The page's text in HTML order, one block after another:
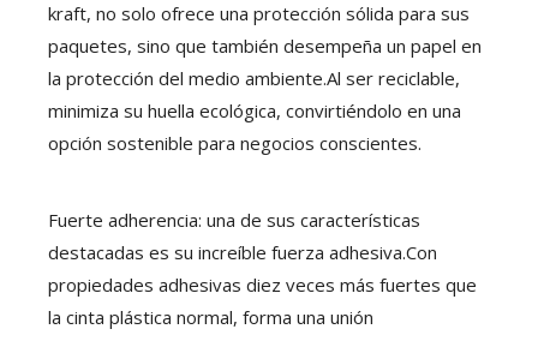
kraft, no solo ofrece una protección sólida para sus
paquetes, sino que también desempeña un papel en
la protección del medio ambiente.Al ser reciclable,
minimiza su huella ecológica, convirtiéndolo en una
opción sostenible para negocios conscientes.
Fuerte adherencia: una de sus características
destacadas es su increíble fuerza adhesiva.Con
propiedades adhesivas diez veces más fuertes que
la cinta plástica normal, forma una unión